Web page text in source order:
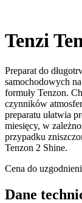
Tenzi
Preparat do
samochodowych
formuły Tenzon.
czynników
preparatu ułatwia
miesięcy, w
przypadku
Tenzon 2 Shine.
Cena do
Dane